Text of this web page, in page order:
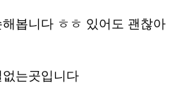
봅니다 ㅎㅎ 있어도 괜찮아
는곳입니다